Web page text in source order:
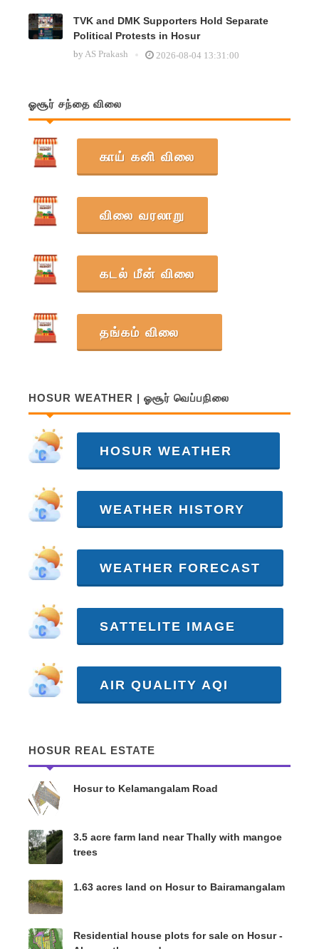
TVK and DMK Supporters Hold Separate
Political Protests in Hosur
by AS Prakash 2026-08-04 13:31:00
ஓசூர் சந்தை விலை
காய் கனி விலை
விலை வரலாறு
கடல் மீன் விலை
தங்கம் விலை
HOSUR WEATHER | ஓசூர் வெப்பநிலை
HOSUR WEATHER
WEATHER HISTORY
WEATHER FORECAST
SATTELITE IMAGE
AIR QUALITY AQI
HOSUR REAL ESTATE
Hosur to Kelamangalam Road
3.5 acre farm land near Thally with mangoe
trees
1.63 acres land on Hosur to Bairamangalam
Residential house plots for sale on Hosur -